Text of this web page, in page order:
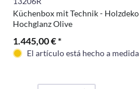
Küchenbox mit Technik -
Hochglanz Olive
1.445,00 € *
El artículo está hecho a